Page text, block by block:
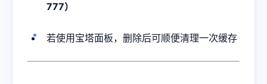
777）
若使用宝塔面板，删除后可顺便清理一次缓存